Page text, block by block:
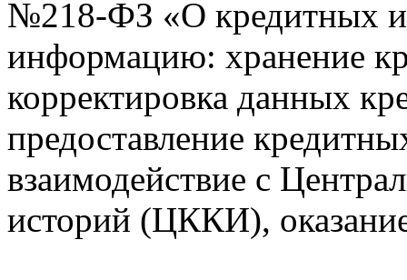
№218-ФЗ «О кредитных
информацию: хранение
корректировка данных
предоставление
взаимодействие с
историй (ЦККИ),